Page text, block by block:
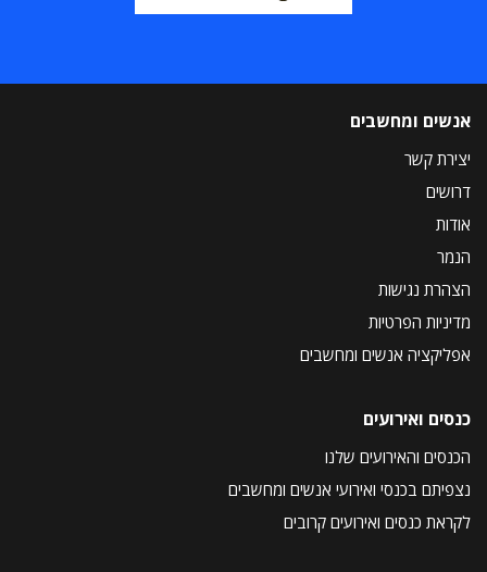
אנשים ומחשבים
יצירת קשר
דרושים
אודות
הנמר
הצהרת נגישות
מדיניות הפרטיות
אפליקציה אנשים ומחשבים
כנסים ואירועים
הכנסים והאירועים שלנו
נצפיתם בכנסי ואירועי אנשים ומחשבים
לקראת כנסים ואירועים קרובים